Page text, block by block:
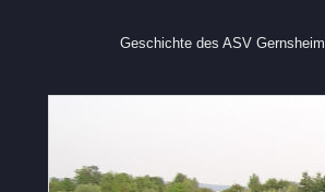
Geschichte des ASV Gernsheim